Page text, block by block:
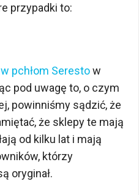
przypadki to:
pchłom Serestow
pod uwagę to, o czym
powinniśmy sądzić, że
że sklepy te mają
od kilku lat i mają
którzy
oryginał.